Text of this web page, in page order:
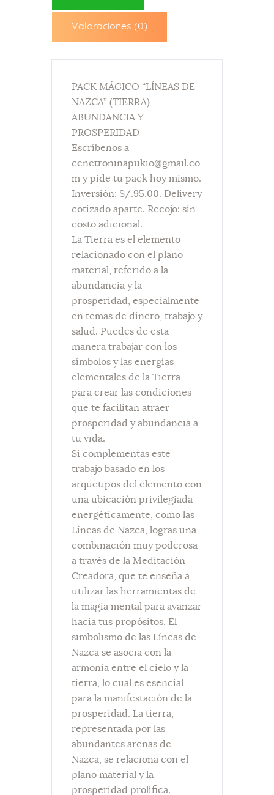
Valoraciones (0)
PACK MÁGICO “LÍNEAS DE
NAZCA” (TIERRA) –
ABUNDANCIA Y
PROSPERIDAD
Escríbenos a
cenetroninapukio@gmail.co
m y pide tu pack hoy mismo.
Inversión: S/.95.00. Delivery
cotizado aparte. Recojo: sin
costo adicional.
La Tierra es el elemento
relacionado con el plano
material, referido a la
abundancia y la
prosperidad, especialmente
en temas de dinero, trabajo y
salud. Puedes de esta
manera trabajar con los
símbolos y las energías
elementales de la Tierra
para crear las condiciones
que te facilitan atraer
prosperidad y abundancia a
tu vida.
Si complementas este
trabajo basado en los
arquetipos del elemento con
una ubicación privilegiada
energéticamente, como las
Líneas de Nazca, logras una
combinación muy poderosa
a través de la Meditación
Creadora, que te enseña a
utilizar las herramientas de
la magia mental para avanzar
hacia tus propósitos. El
simbolismo de las Líneas de
Nazca se asocia con la
armonía entre el cielo y la
tierra, lo cual es esencial
para la manifestación de la
prosperidad. La tierra,
representada por las
abundantes arenas de
Nazca, se relaciona con el
plano material y la
prosperidad prolífica.